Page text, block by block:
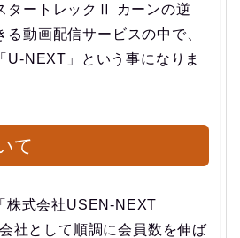
タートレックⅡ カーンの逆
動画配信サービスの中で、
U-NEXT」
という事になりま
て
株式会社USEN-NEXT
社として順調に会員数を伸ば